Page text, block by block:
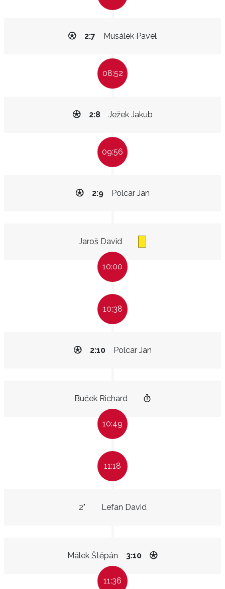
Musálek Pavel
2:7
08:52
Ježek Jakub
2:8
09:56
Polcar Jan
2:9
Jaroš David
10:00
10:38
Polcar Jan
2:10
Buček Richard
10:49
11:18
Lefan David
2"
Málek Štěpán 3:10
11:36